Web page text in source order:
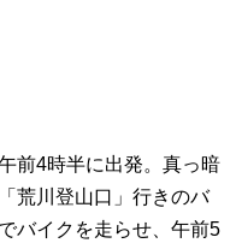
前4時半に出発。真っ暗
荒川登山口」行きのバ
バイクを走らせ、午前5